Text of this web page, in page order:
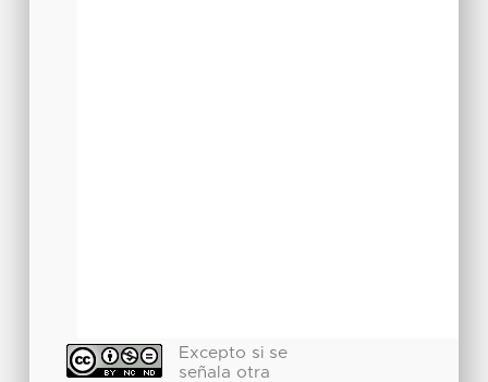
Excepto si se
señala otra